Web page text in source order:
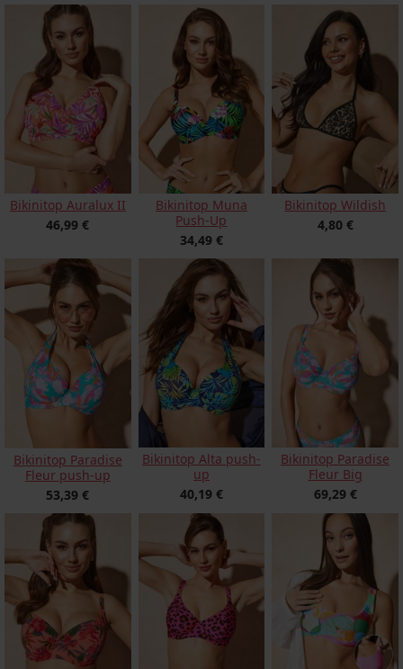
Bikinitop Auralux II
46,99 €
Bikinitop Muna
Push-Up
34,49 €
Bikinitop Wildish
4,80 €
Bikinitop Paradise
Fleur push-up
53,39 €
Bikinitop Alta push-
up
40,19 €
Bikinitop Paradise
Fleur Big
69,29 €